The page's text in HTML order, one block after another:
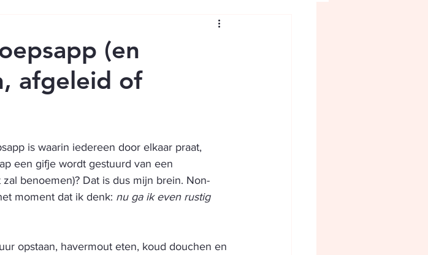
(en
afgeleid of
is waarin iedereen door elkaar praat,
een gifje wordt gestuurd van een
benoemen)? Dat is dus mijn brein. Non-
moment dat ik denk: nu ga ik even rustig
opstaan, havermout eten, koud douchen en